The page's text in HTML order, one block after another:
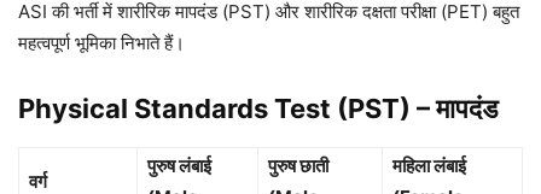
ASI की भर्ती में शारीरिक मापदंड (PST) और शारीरिक दक्षता परीक्षा (PET) बहुत
महत्वपूर्ण भूमिका निभाते हैं।
Physical Standards Test (PST) – मापदंड
वर्ग
पुरुष लंबाई
पुरुष छाती
महिला लंबाई